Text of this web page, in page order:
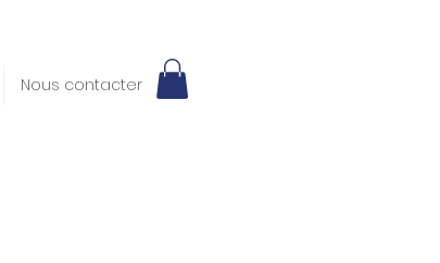
Nous contacter